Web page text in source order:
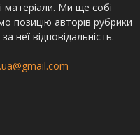
Ми ще собі
позицію авторів рубрики
неї відповідальність.